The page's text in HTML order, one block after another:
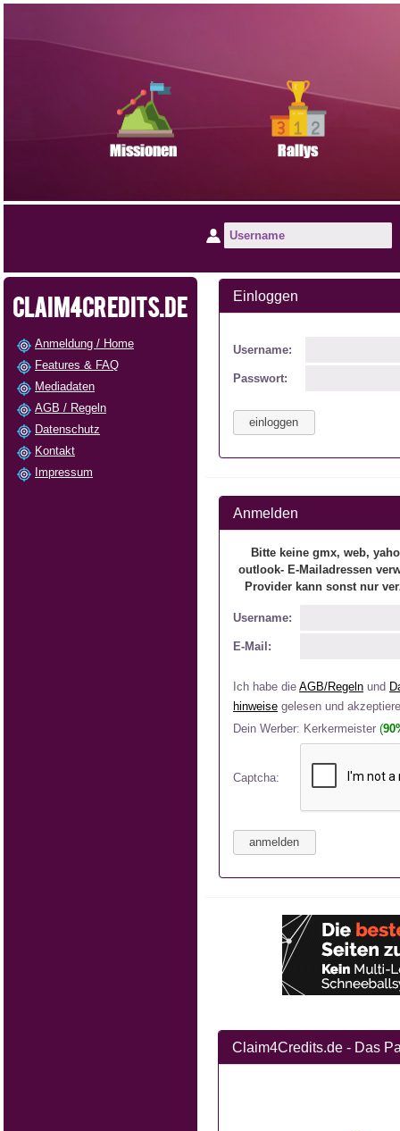
CLAIM4CREDITS.DE
Anmeldung / Home
Features & FAQ
Mediadaten
AGB / Regeln
Datenschutz
Kontakt
Impressum
Einloggen
Username:
Passwort:
Anmelden
Bitte keine gmx, web,
outlook- E-Mailadressen
Provider kann sonst nur
Username:
E-Mail:
Ich habe die AGB/Regeln und
hinweise gelesen und
Dein Werber: Kerkermeister (
Captcha:
Claim4Credits.de - Das